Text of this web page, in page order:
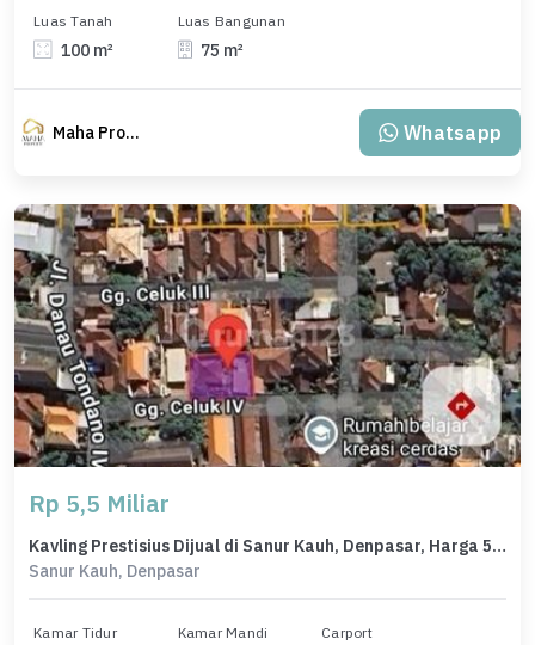
Luas Tanah
100 m²
Luas Bangunan
75 m²
Maha Property. Whatsapp
Rp 5,5 Miliar
Kavling Prestisius Dijual di Sanur Kauh, Denpasar, Harga 5,5 Miliar
Sanur Kauh, Denpasar
Kamar Tidur Kamar Mandi Carport